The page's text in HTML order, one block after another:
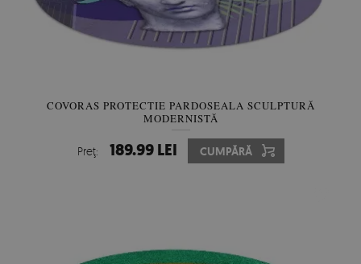
COVORAS PROTECTIE PARDOSEALA SCULPTURĂ
MODERNISTĂ
Preţ: 189.99 LEI CUMPĂRĂ